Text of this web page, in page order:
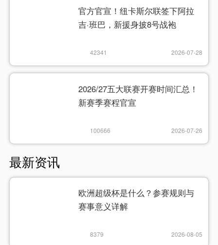
官方官宣！纽卡斯尔联签下阿拉
吉·班巴，新援身披8号战袍
42341 2026-07-28
2026/27五大联赛开赛时间汇总！
新赛季赛程官宣
100666 2026-07-26
最新资讯
欧洲超级杯是什么？参赛规则与
赛事意义详解
8379 2026-08-05